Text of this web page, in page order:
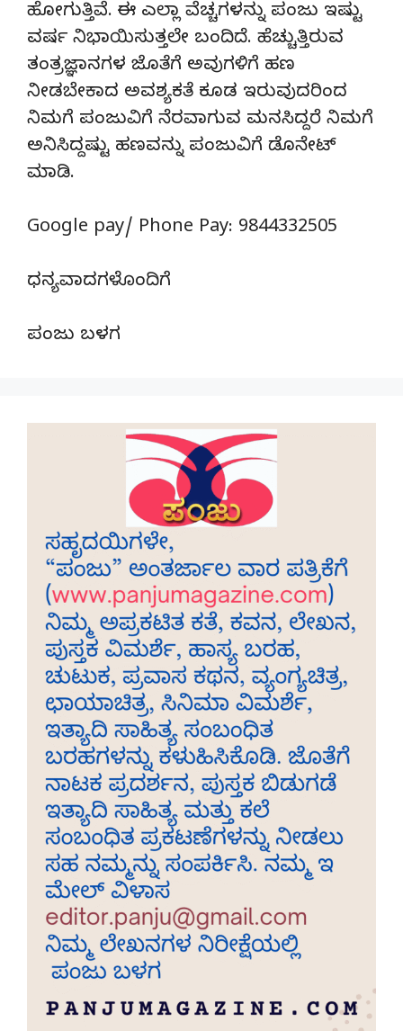
ಹೋಗುತ್ತಿವೆ. ಈ ಎಲ್ಲಾ ವೆಚ್ಚಗಳನ್ನು ಪಂಜು ಇಷ್ಟು
ವರ್ಷ ನಿಭಾಯಿಸುತ್ತಲೇ ಬಂದಿದೆ. ಹೆಚ್ಚುತ್ತಿರುವ
ತಂತ್ರಜ್ಞಾನಗಳ ಜೊತೆಗೆ ಅವುಗಳಿಗೆ ಹಣ
ನೀಡಬೇಕಾದ ಅವಶ್ಯಕತೆ ಕೂಡ ಇರುವುದರಿಂದ
ನಿಮಗೆ ಪಂಜುವಿಗೆ ನೆರವಾಗುವ ಮನಸಿದ್ದರೆ ನಿಮಗೆ
ಅನಿಸಿದ್ದಷ್ಟು ಹಣವನ್ನು ಪಂಜುವಿಗೆ ಡೊನೇಟ್‌
ಮಾಡಿ.
Google pay/ Phone Pay: 9844332505
ಧನ್ಯವಾದಗಳೊಂದಿಗೆ
ಪಂಜು ಬಳಗ